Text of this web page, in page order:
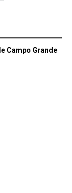
Campo Grande